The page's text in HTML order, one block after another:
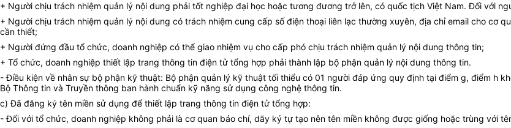
+ Người chịu trách nhiệm quản lý nội dung phải tốt nghiệp đại học hoặc tương đương trở lên, có quốc tịch Việt Nam. Đối với
+ Người chịu trách nhiệm quản lý nội dung có trách nhiệm cung cấp số điện thoại liên lạc thường xuyên, địa chỉ email cho cơ
cần thiết;
+ Người đứng đầu tổ chức, doanh nghiệp có thể giao nhiệm vụ cho cấp phó chịu trách nhiệm quản lý nội dung thông tin;
+ Tổ chức, doanh nghiệp thiết lập trang thông tin điện tử tổng hợp phải thành lập bộ phận quản lý nội dung thông tin.
- Điều kiện về nhân sự bộ phận kỹ thuật: Bộ phận quản lý kỹ thuật tối thiểu có 01 người đáp ứng quy định tại điểm g, điểm h
Bộ Thông tin và Truyền thông ban hành chuẩn kỹ năng sử dụng công nghệ thông tin.
c) Đã đăng ký tên miền sử dụng để thiết lập trang thông tin điện tử tổng hợp:
- Đối với tổ chức, doanh nghiệp không phải là cơ quan báo chí, dãy ký tự tạo nên tên miền không được giống hoặc trùng với